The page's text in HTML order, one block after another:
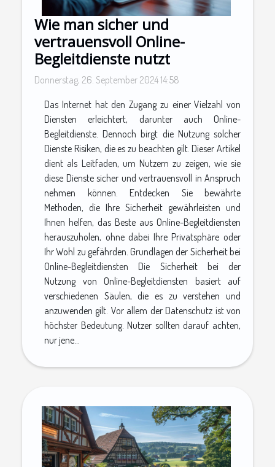
Wie man sicher und
vertrauensvoll Online-
Begleitdienste nutzt
Donnerstag, 26. September 2024 14:58
Das Internet hat den Zugang zu einer Vielzahl von
Diensten erleichtert, darunter auch Online-
Begleitdienste. Dennoch birgt die Nutzung solcher
Dienste Risiken, die es zu beachten gilt. Dieser Artikel
dient als Leitfaden, um Nutzern zu zeigen, wie sie
diese Dienste sicher und vertrauensvoll in Anspruch
nehmen können. Entdecken Sie bewährte
Methoden, die Ihre Sicherheit gewährleisten und
Ihnen helfen, das Beste aus Online-Begleitdiensten
herauszuholen, ohne dabei Ihre Privatsphäre oder
Ihr Wohl zu gefährden. Grundlagen der Sicherheit bei
Online-Begleitdiensten Die Sicherheit bei der
Nutzung von Online-Begleitdiensten basiert auf
verschiedenen Säulen, die es zu verstehen und
anzuwenden gilt. Vor allem der Datenschutz ist von
höchster Bedeutung. Nutzer sollten darauf achten,
nur jene...